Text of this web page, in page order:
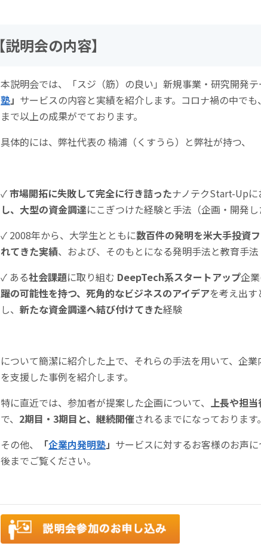
【説明会の内容】
本説明会では、「スジ（筋）の良い」新規事業・研究開発
塾」 サービスの内容と実績を紹介します。コロナ禍の中で
まで以上の成果がでております。
具体的には、弊社代表の 楠浦（くすうら）と弊社が持つ、
✓市場開拓に失敗して完全に行き詰ったナノテクStart-Upに
し、大型の資金調達にこぎつけた経験と手法（企画・開発し
✓ 2008年から、大学生とともに数百件の発明を米大手投資
れてきた実績、および、そのもとになる発明手法と教育手法
✓ ある社会課題に取り組む DeepTech系スタートアップ企
躍の可能性を持つ、死角的なビジネスのアイデアを考え出
し、 新たな資金調達へ結び付けてきた経験
について簡潔に紹介した上で、それらの手法を用いて、企
を支援した事例を紹介します。
特に直近では、参加者が提案した企画について、 上長や担
で、 2期目・3期目と、継続開催されるまでになっております。
その他、
「企業内発明塾」 サービスに対するお客様のお声
後までご覧ください。